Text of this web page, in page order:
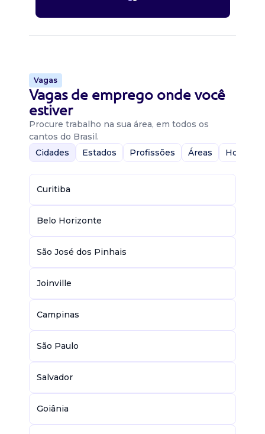
Vagas
Vagas de emprego onde você
estiver
Procure trabalho na sua área, em todos os
cantos do Brasil.
Cidades
Estados Profissões Áreas Home-
Curitiba
Belo Horizonte
São José dos Pinhais
Joinville
Campinas
São Paulo
Salvador
Goiânia